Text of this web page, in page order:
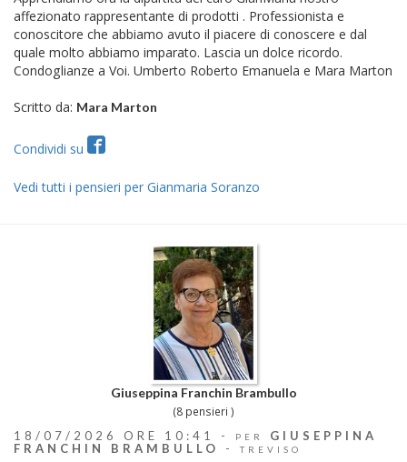
affezionato rappresentante di prodotti . Professionista e
conoscitore che abbiamo avuto il piacere di conoscere e dal
quale molto abbiamo imparato. Lascia un dolce ricordo.
Condoglianze a Voi. Umberto Roberto Emanuela e Mara Marton
Scritto da: Mara Marton
Condividi su
Vedi tutti i pensieri per Gianmaria Soranzo
Giuseppina Franchin Brambullo
(8 pensieri )
18/07/2026 ORE 10:41 - PER
GIUSEPPINA
FRANCHIN BRAMBULLO
-TREVISO